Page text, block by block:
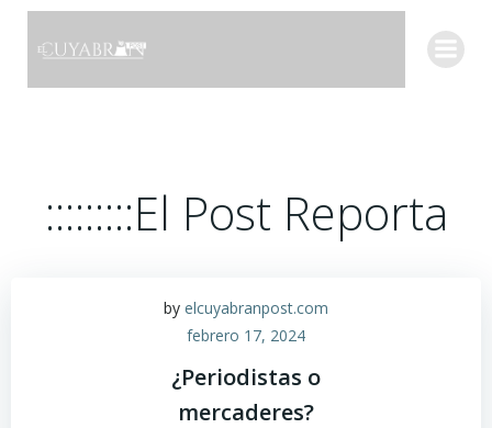
Saltar
:::::::::El Post Reporta
by elcuyabranpost.com
febrero 17, 2024
¿Periodistas o
mercaderes?